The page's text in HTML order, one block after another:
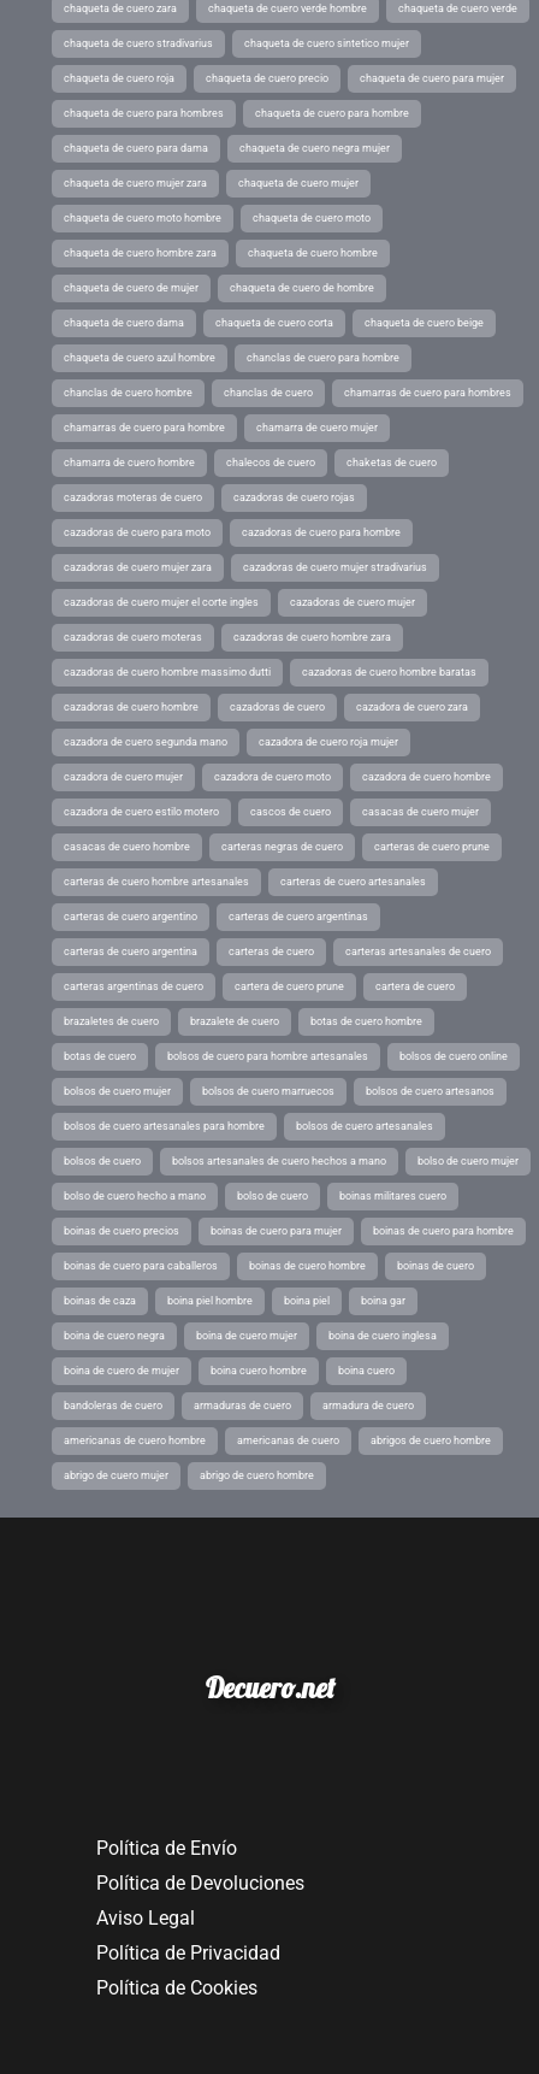
chaqueta de cuero zara chaqueta de cuero verde hombre chaqueta de cuero verde
chaqueta de cuero stradivarius chaqueta de cuero sintetico mujer
chaqueta de cuero roja chaqueta de cuero precio chaqueta de cuero para mujer
chaqueta de cuero para hombres chaqueta de cuero para hombre
chaqueta de cuero para dama chaqueta de cuero negra mujer
chaqueta de cuero mujer zara chaqueta de cuero mujer
chaqueta de cuero moto hombre chaqueta de cuero moto
chaqueta de cuero hombre zara chaqueta de cuero hombre
chaqueta de cuero de mujer chaqueta de cuero de hombre
chaqueta de cuero dama chaqueta de cuero corta chaqueta de cuero beige
chaqueta de cuero azul hombre chanclas de cuero para hombre
chanclas de cuero hombre chanclas de cuero chamarras de cuero para hombres
chamarras de cuero para hombre chamarra de cuero mujer
chamarra de cuero hombre chalecos de cuero chaketas de cuero
cazadoras moteras de cuero cazadoras de cuero rojas
cazadoras de cuero para moto cazadoras de cuero para hombre
cazadoras de cuero mujer zara cazadoras de cuero mujer stradivarius
cazadoras de cuero mujer el corte ingles cazadoras de cuero mujer
cazadoras de cuero moteras cazadoras de cuero hombre zara
cazadoras de cuero hombre massimo dutti cazadoras de cuero hombre baratas
cazadoras de cuero hombre cazadoras de cuero cazadora de cuero zara
cazadora de cuero segunda mano cazadora de cuero roja mujer
cazadora de cuero mujer cazadora de cuero moto cazadora de cuero hombre
cazadora de cuero estilo motero cascos de cuero casacas de cuero mujer
casacas de cuero hombre carteras negras de cuero carteras de cuero prune
carteras de cuero hombre artesanales carteras de cuero artesanales
carteras de cuero argentino carteras de cuero argentinas
carteras de cuero argentina carteras de cuero carteras artesanales de cuero
carteras argentinas de cuero cartera de cuero prune cartera de cuero
brazaletes de cuero brazalete de cuero botas de cuero hombre
botas de cuero bolsos de cuero para hombre artesanales bolsos de cuero online
bolsos de cuero mujer bolsos de cuero marruecos bolsos de cuero artesanos
bolsos de cuero artesanales para hombre bolsos de cuero artesanales
bolsos de cuero bolsos artesanales de cuero hechos a mano bolso de cuero mujer
bolso de cuero hecho a mano bolso de cuero boinas militares cuero
boinas de cuero precios boinas de cuero para mujer boinas de cuero para hombre
boinas de cuero para caballeros boinas de cuero hombre boinas de cuero
boinas de caza boina piel hombre boina piel boina gar
boina de cuero negra boina de cuero mujer boina de cuero inglesa
boina de cuero de mujer boina cuero hombre boina cuero
bandoleras de cuero armaduras de cuero armadura de cuero
americanas de cuero hombre americanas de cuero abrigos de cuero hombre
abrigo de cuero mujer abrigo de cuero hombre
Decuero.net
Política de Envío
Política de Devoluciones
Aviso Legal
Política de Privacidad
Política de Cookies